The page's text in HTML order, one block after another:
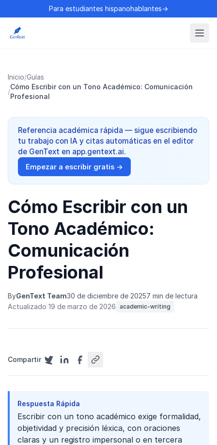
Para estudiantes hispanohablantes→
Inicio/Guías
/
Cómo Escribir con un Tono Académico: Comunicación
Profesional
Referencia académica rápida — sigue escribiendo
tu trabajo con IA y citas automáticas en el editor
de GenText en app.gentext.ai.
Empezar a escribir gratis →
Cómo Escribir con un
Tono Académico:
Comunicación
Profesional
ByGenText Team30 de diciembre de 20257 min de lectura
Actualizado 19 de marzo de 2026 academic-writing
Compartir
Respuesta Rápida
Escribir con un tono académico exige formalidad,
objetividad y precisión léxica, con oraciones
claras y un registro impersonal o en tercera